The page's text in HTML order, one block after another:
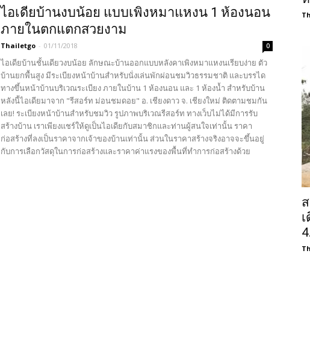
ไอเดียบ้านงบน้อย แบบเพิงหมาแหงน 1 ห้องนอน
ภายในตกแตกสวยงาม
Thailetgo - 01/11/2018 0
ไอเดียบ้านชั้นเดียวงบน้อย ลักษณะบ้านออกแบบหลังคาเพิงหมาแหงนเรียบง่าย ตัว
บ้านยกพื้นสูง มีระเบียงหน้าบ้านสำหรับนั่งเล่นพักผ่อนชมวิวธรรมชาติ และบรรได
ทางขึ้นหน้าบ้านบริเวณระเบียง ภายในบ้าน 1 ห้องนอน และ 1 ห้องน้ำ สำหรับบ้าน
หลังนี้ไอเดียมาจาก "รีสอร์ท ม่อนชมดอย" อ. เชียงดาว จ. เชียงใหม่ ติดตามชมกัน
เลย! ระเบียงหน้าบ้านสำหรับชมวิว รูปภาพบริเวณรีสอร์ท ทางเว็บไม่ได้มีการรับ
สร้างบ้าน เราเพียงแชร์ให้ดูเป็นไอเดียกับสมาชิกและท่านผู้สนใจเท่านั้น ราคา
ก่อสร้างที่ลงเป็นราคาจากเจ้าของบ้านเท่านั้น ส่วนในราคาสร้างจริงอาจจะขึ้นอยู่
กับการเลือกวัสดุในการก่อสร้างและราคาค่าแรงของพื้นที่ทำการก่อสร้างด้วย